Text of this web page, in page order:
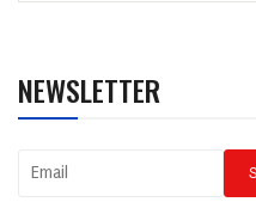
NEWSLETTER